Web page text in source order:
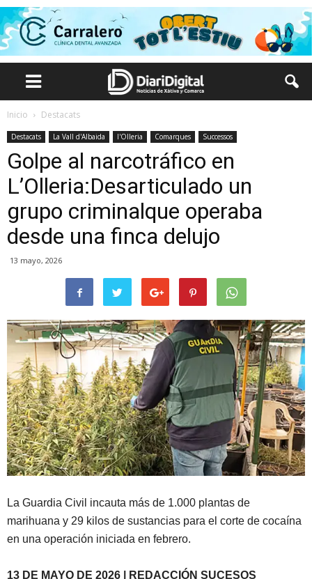
Inicio Destacats
Destacats La Vall d'Albaida l'Olleria Comarques Successos
Golpe al narcotráfico en
L’Olleria:Desarticulado un
grupo criminalque operaba
desde una finca delujo
13 mayo, 2026
La Guardia Civil incauta más de 1.000 plantas de
marihuana y 29 kilos de sustancias para el corte de cocaína
en una operación iniciada en febrero.
13 DE MAYO DE 2026 | REDACCIÓN SUCESOS